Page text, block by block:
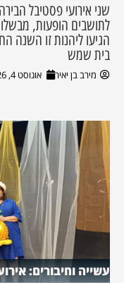
שני אירועי פסטיבל
לתושבים הופעות,
הגיעו ליהנות זו
בית שמש
מירב בן יאיר אוגוסט 4, 2026
עשייה וחיבורים: